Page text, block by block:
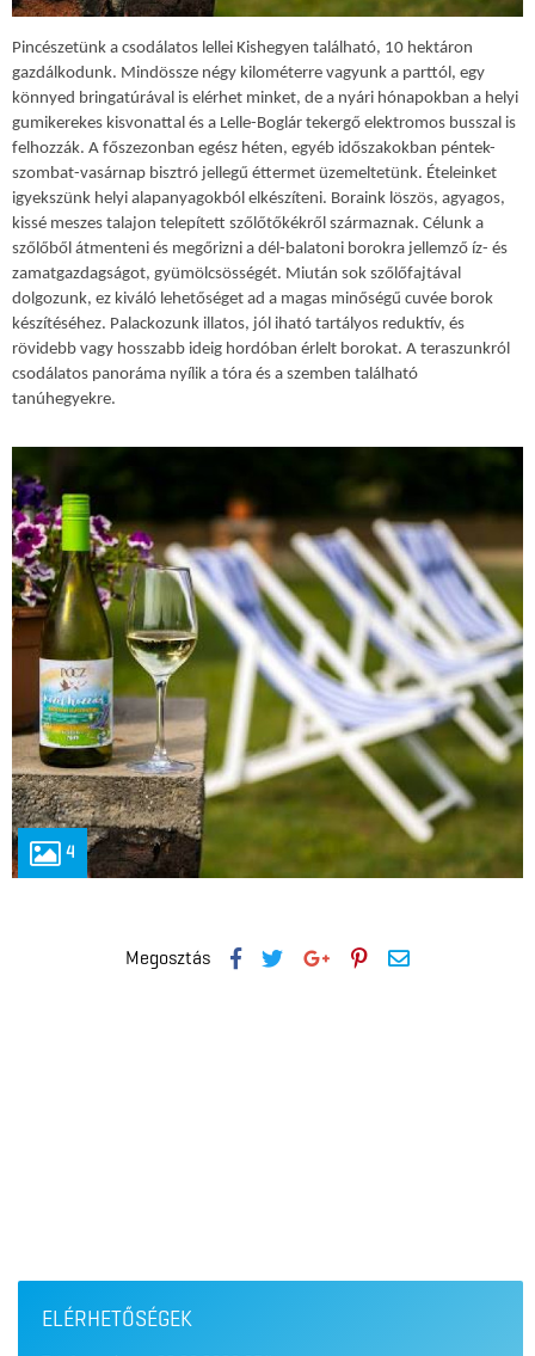
Pincészetünk a csodálatos lellei Kishegyen található, 10 hektáron
gazdálkodunk. Mindössze négy kilométerre vagyunk a parttól, egy
könnyed bringatúrával is elérhet minket, de a nyári hónapokban a helyi
gumikerekes kisvonattal és a Lelle-Boglár tekergő elektromos busszal is
felhozzák. A főszezonban egész héten, egyéb időszakokban péntek-
szombat-vasárnap bisztró jellegű éttermet üzemeltetünk. Ételeinket
igyekszünk helyi alapanyagokból elkészíteni. Boraink löszös, agyagos,
kissé meszes talajon telepített szőlőtőkékről származnak. Célunk a
szőlőből átmenteni és megőrizni a dél-balatoni borokra jellemző íz- és
zamatgazdagságot, gyümölcsösségét. Miután sok szőlőfajtával
dolgozunk, ez kiváló lehetőséget ad a magas minőségű cuvée borok
készítéséhez. Palackozunk illatos, jól iható tartályos reduktív, és
rövidebb vagy hosszabb ideig hordóban érlelt borokat. A teraszunkról
csodálatos panoráma nyílik a tóra és a szemben található
tanúhegyekre.
4
Megosztás
ELÉRHETŐSÉGEK